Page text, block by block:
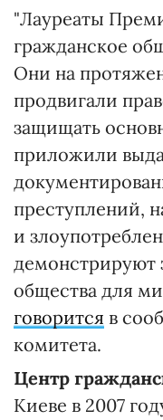
"Лауреаты
гражданское
Они на
продвигали
защищать
приложили
преступлений,
и
демонстрируют
общества для
говорится в
комитета.
Центр
Киеве в 2007